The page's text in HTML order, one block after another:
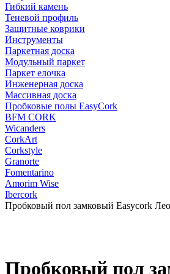
Гибкий камень
Теневой профиль
Защитные коврики
Инструменты
Паркетная доска
Модульный паркет
Паркет елочка
Инженерная доска
Массивная доска
Пробковые полы EasyCork
BFM CORK
Wicanders
CorkArt
Corkstyle
Granorte
Fomentarino
Amorim Wise
Ibercork
Пробковый пол замковый Easycork
Пробковый пол